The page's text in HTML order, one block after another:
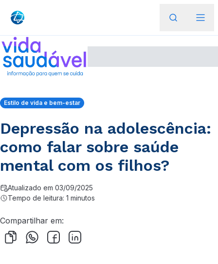
Estilo de vida e bem-estar
Depressão na adolescência:
como falar sobre saúde
mental com os filhos?
Atualizado em 03/09/2025
Tempo de leitura: 1 minutos
Compartilhar em: